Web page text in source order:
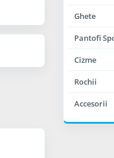
Ghete
Pantofi
Cizme
Rochii
Accesorii